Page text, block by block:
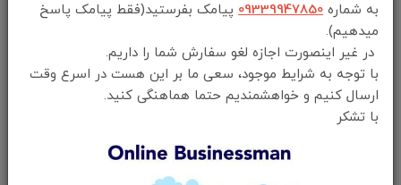
خانه فهرست محصولات چراغ قوه شارژی یسیدو مدل TC11
به شماره 09339947850 پیامک بفرستید(فقط پیامک پاسخ
میدهیم).
در غیر اینصورت اجازه لغو سفارش شما را داریم.
با توجه به شرایط موجود، سعی ما بر این هست در اسرع وقت
ارسال کنیم و خواهشمندیم حتما هماهنگی کنید.
با تشکر